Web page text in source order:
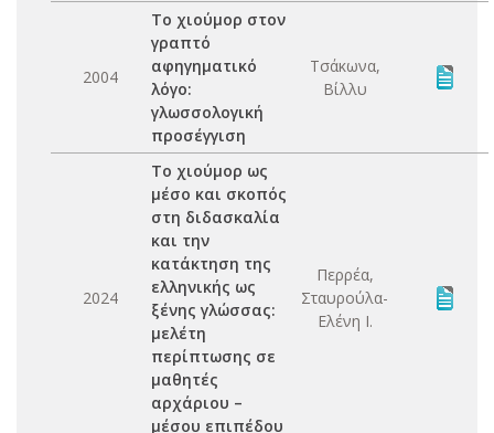
2004
Το χιούμορ στον
γραπτό
αφηγηματικό
λόγο:
γλωσσολογική
προσέγγιση
Τσάκωνα,
Βίλλυ
2024
Το χιούμορ ως
μέσο και σκοπός
στη διδασκαλία
και την
κατάκτηση της
ελληνικής ως
ξένης γλώσσας:
μελέτη
περίπτωσης σε
μαθητές
αρχάριου –
μέσου επιπέδου
Περρέα,
Σταυρούλα-
Ελένη Ι.